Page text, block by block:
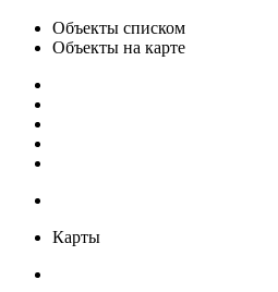
Объекты списком
Объекты на карте
Карты